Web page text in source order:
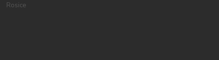
Rosice